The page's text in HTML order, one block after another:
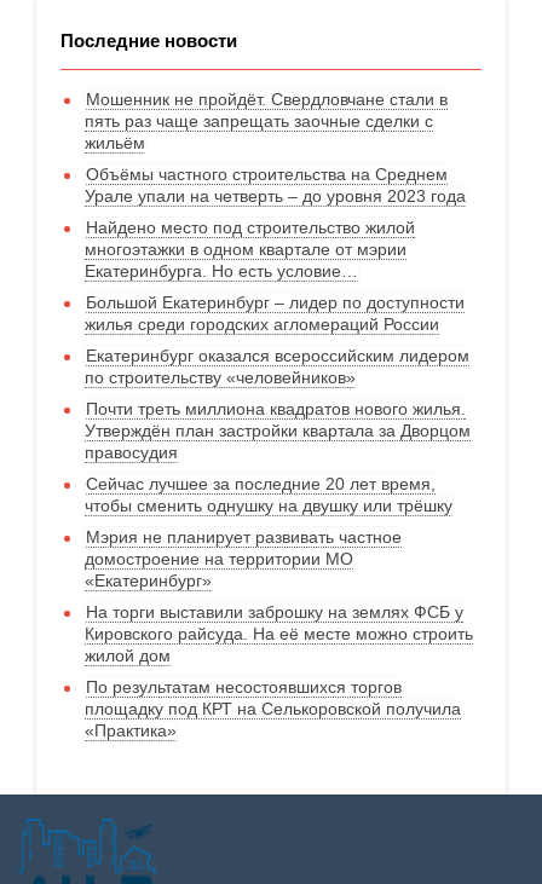
Последние новости
Мошенник не пройдёт. Свердловчане стали в
пять раз чаще запрещать заочные сделки с
жильём
Объёмы частного строительства на Среднем
Урале упали на четверть – до уровня 2023 года
Найдено место под строительство жилой
многоэтажки в одном квартале от мэрии
Екатеринбурга. Но есть условие…
Большой Екатеринбург – лидер по доступности
жилья среди городских агломераций России
Екатеринбург оказался всероссийским лидером
по строительству «человейников»
Почти треть миллиона квадратов нового жилья.
Утверждён план застройки квартала за Дворцом
правосудия
Сейчас лучшее за последние 20 лет время,
чтобы сменить однушку на двушку или трёшку
Мэрия не планирует развивать частное
домостроение на территории МО
«Екатеринбург»
На торги выставили заброшку на землях ФСБ у
Кировского райсуда. На её месте можно строить
жилой дом
По результатам несостоявшихся торгов
площадку под КРТ на Селькоровской получила
«Практика»